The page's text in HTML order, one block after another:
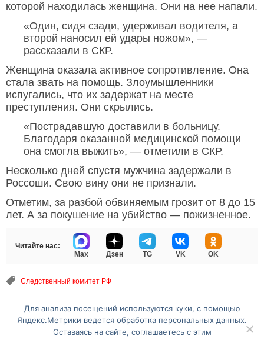
которой находилась женщина. Они на нее напали.
«Один, сидя сзади, удерживал водителя, а
второй наносил ей удары ножом», —
рассказали в СКР.
Женщина оказала активное сопротивление. Она
стала звать на помощь. Злоумышленники
испугались, что их задержат на месте
преступления. Они скрылись.
«Пострадавшую доставили в больницу.
Благодаря оказанной медицинской помощи
она смогла выжить», — отметили в СКР.
Несколько дней спустя мужчина задержали в
Россоши. Свою вину они не признали.
Отметим, за разбой обвиняемым грозит от 8 до 15
лет. А за покушение на убийство — пожизненное.
Читайте нас:
Max
Дзен TG VK OK
Следственный комитет РФ
Перейти на полную версию сайта
Для анализа посещений используются куки, с помощью
Яндекс.Метрики ведется обработка персональных данных.
Оставаясь на сайте, соглашаетесь с этим